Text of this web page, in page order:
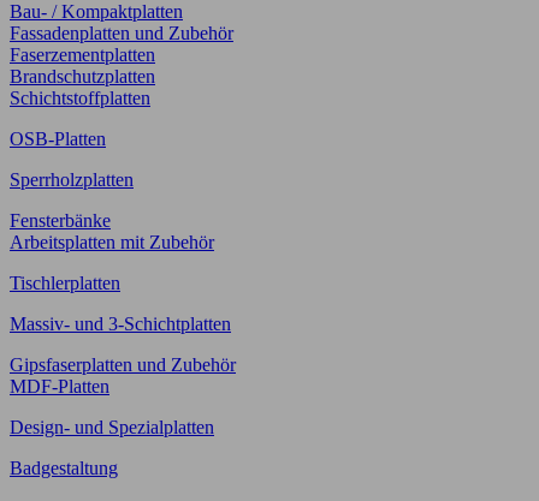
Bau- / Kompaktplatten
Fassadenplatten und Zubehör
Faserzementplatten
Brandschutzplatten
Schichtstoffplatten
OSB-Platten
Sperrholzplatten
Fensterbänke
Arbeitsplatten mit Zubehör
Tischlerplatten
Massiv- und 3-Schichtplatten
Gipsfaserplatten und Zubehör
MDF-Platten
Design- und Spezialplatten
Badgestaltung